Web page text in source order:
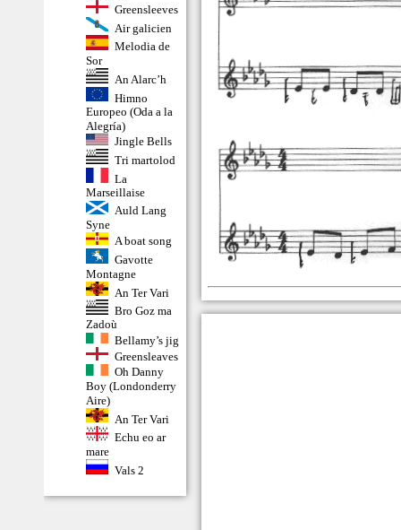
Greensleeves
Air galicien
Melodia de
Sor
An Alarc’h
Himno
Europeo (Oda a la
Alegría)
Jingle Bells
Tri martolod
La
Marseillaise
Auld Lang
Syne
A boat song
Gavotte
Montagne
An Ter Vari
Bro Goz ma
Zadoù
Bellamy’s jig
Greensleaves
Oh Danny
Boy (Londonderry
Aire)
An Ter Vari
Echu eo ar
mare
Vals 2